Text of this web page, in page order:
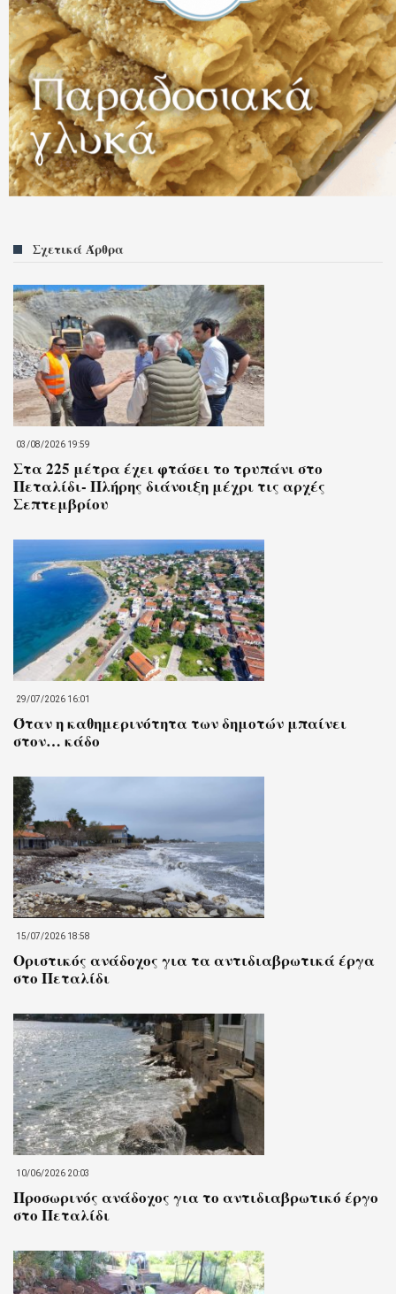
Σχετικά Άρθρα
03/08/2026 19:59
Στα 225 μέτρα έχει φτάσει το τρυπάνι στο
Πεταλίδι- Πλήρης διάνοιξη μέχρι τις αρχές
Σεπτεμβρίου
29/07/2026 16:01
Όταν η καθημερινότητα των δημοτών μπαίνει
στον… κάδο
15/07/2026 18:58
Οριστικός ανάδοχος για τα αντιδιαβρωτικά έργα
στο Πεταλίδι
10/06/2026 20:03
Προσωρινός ανάδοχος για το αντιδιαβρωτικό έργο
στο Πεταλίδι